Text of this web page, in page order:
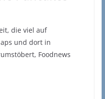
die viel auf
und dort in
Foodnews